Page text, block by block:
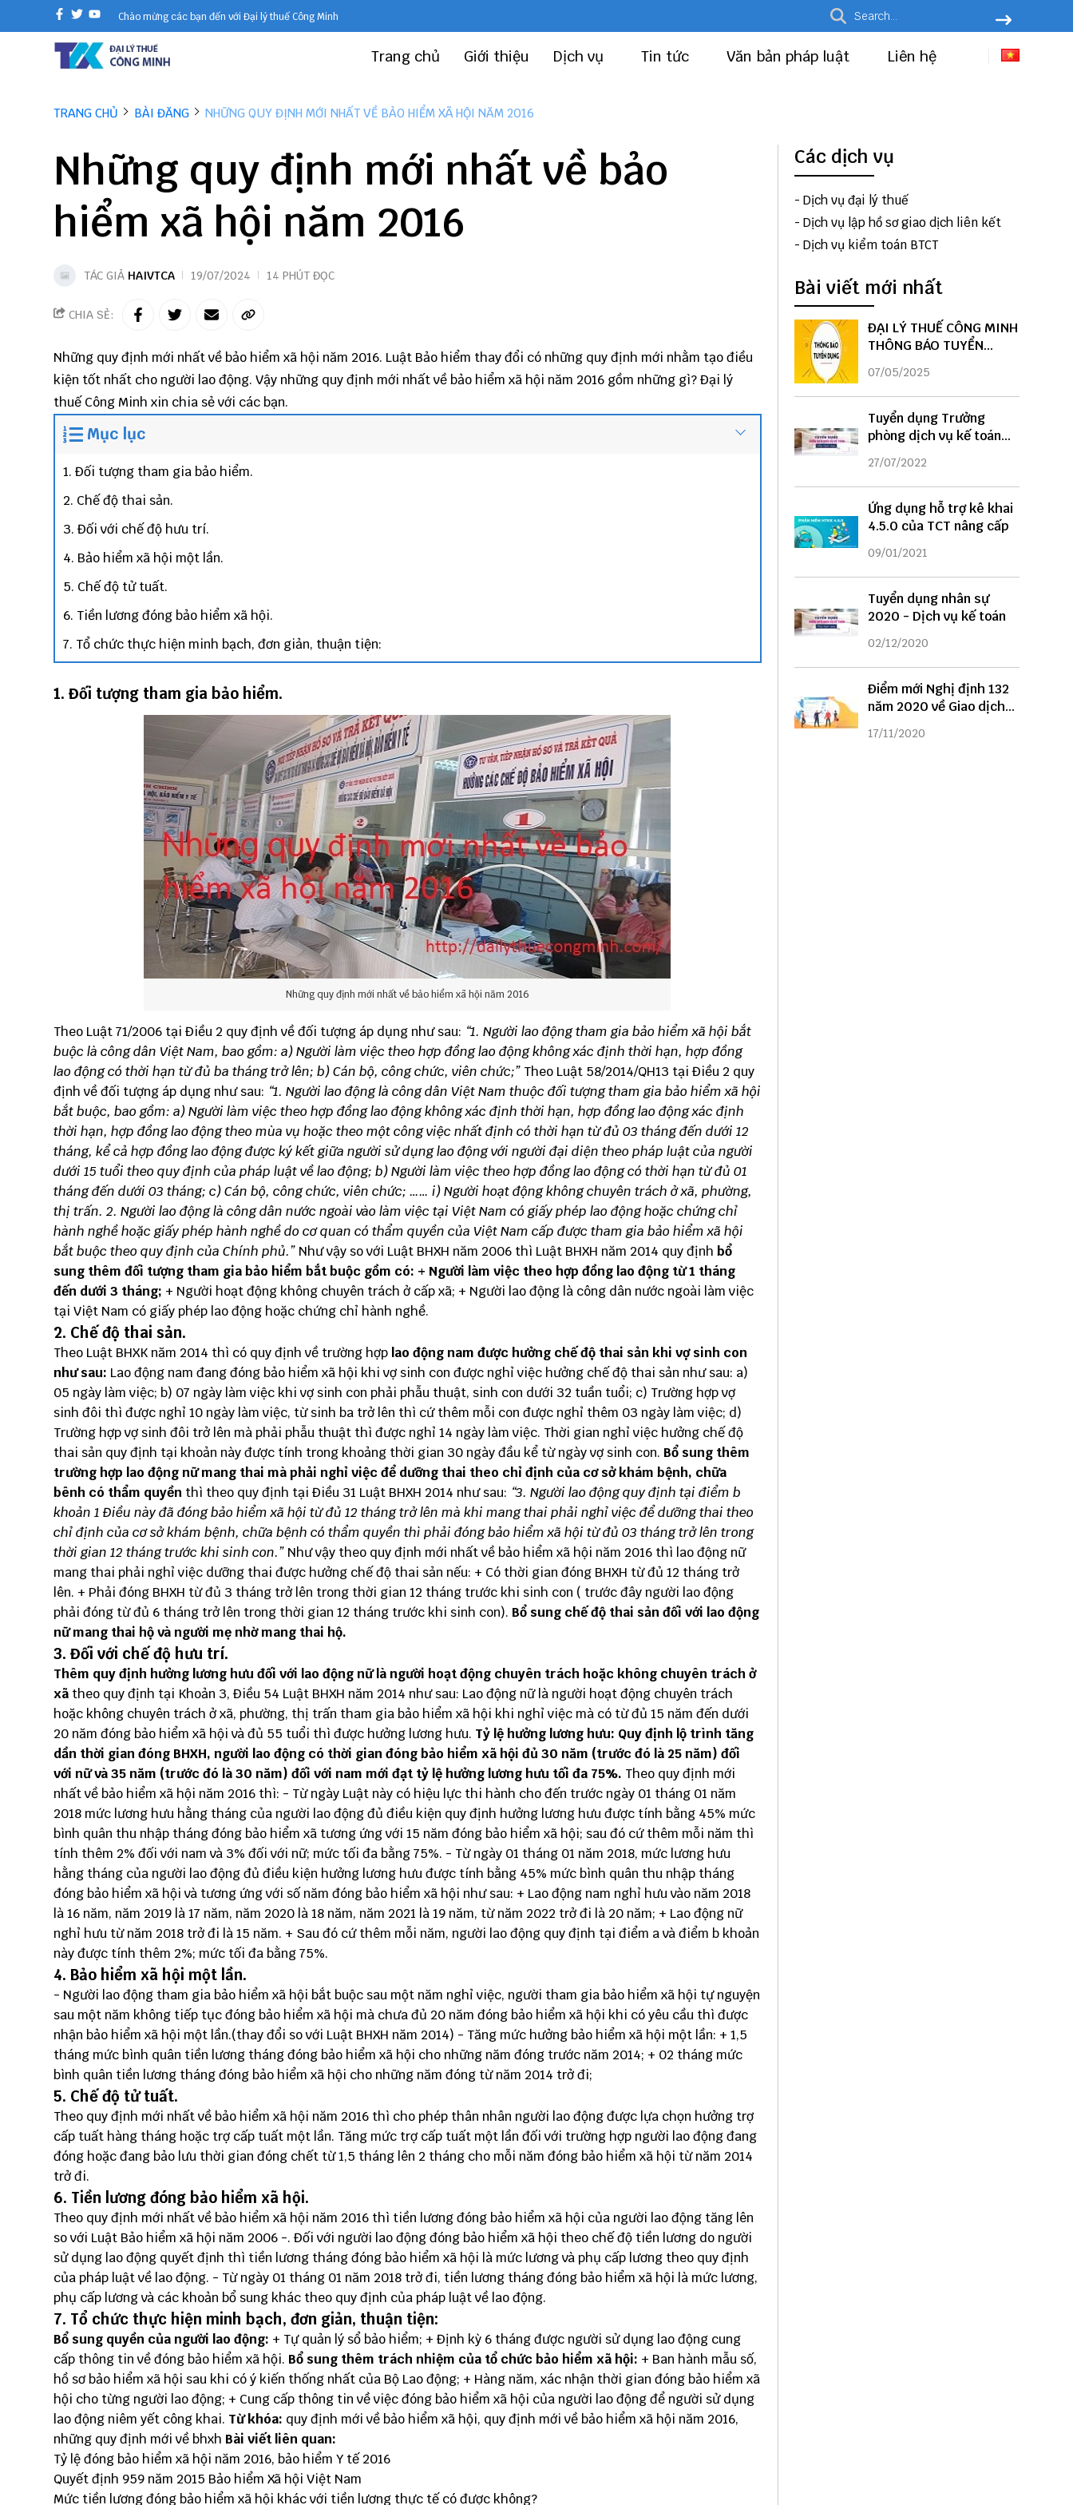
Chào mừng các bạn đến với Đại lý thuế Công Minh
Trang chủ Giới thiệu Dịch vụ Tin tức Văn bản pháp luật Liên hệ
TRANG CHỦ BÀI ĐĂNG NHỮNG QUY ĐỊNH MỚI NHẤT VỀ BẢO HIỂM XÃ HỘI NĂM 2016
Những quy định mới nhất về bảo
hiểm xã hội năm 2016
TÁC GIẢ HAIVTCA 19/07/2024 14 PHÚT ĐỌC
CHIA SẺ:
Những quy định mới nhất về bảo hiểm xã hội năm 2016. Luật Bảo hiểm thay đổi có những quy định mới nhằm tạo điều
kiện tốt nhất cho người lao động. Vậy những quy định mới nhất về bảo hiểm xã hội năm 2016 gồm những gì? Đại lý
thuế Công Minh xin chia sẻ với các bạn.
Mục lục
1. Đối tượng tham gia bảo hiểm.
2. Chế độ thai sản.
3. Đối với chế độ hưu trí.
4. Bảo hiểm xã hội một lần.
5. Chế độ tử tuất.
6. Tiền lương đóng bảo hiểm xã hội.
7. Tổ chức thực hiện minh bạch, đơn giản, thuận tiện:
1. Đối tượng tham gia bảo hiểm.
Những quy định mới nhất về bảo hiểm xã hội năm 2016
Theo Luật 71/2006 tại Điều 2 quy định về đối tượng áp dụng như sau: “1. Người lao động tham gia bảo hiểm xã hội bắt
buộc là công dân Việt Nam, bao gồm: a) Người làm việc theo hợp đồng lao động không xác định thời hạn, hợp đồng
lao động có thời hạn từ đủ ba tháng trở lên; b) Cán bộ, công chức, viên chức;” Theo Luật 58/2014/QH13 tại Điều 2 quy
định về đối tượng áp dụng như sau: “1. Người lao động là công dân Việt Nam thuộc đối tượng tham gia bảo hiểm xã hội
bắt buộc, bao gồm: a) Người làm việc theo hợp đồng lao động không xác định thời hạn, hợp đồng lao động xác định
thời hạn, hợp đồng lao động theo mùa vụ hoặc theo một công việc nhất định có thời hạn từ đủ 03 tháng đến dưới 12
tháng, kể cả hợp đồng lao động được ký kết giữa người sử dụng lao động với người đại diện theo pháp luật của người
dưới 15 tuổi theo quy định của pháp luật về lao động; b) Người làm việc theo hợp đồng lao động có thời hạn từ đủ 01
tháng đến dưới 03 tháng; c) Cán bộ, công chức, viên chức; …… i) Người hoạt động không chuyên trách ở xã, phường,
thị trấn. 2. Người lao động là công dân nước ngoài vào làm việc tại Việt Nam có giấy phép lao động hoặc chứng chỉ
hành nghề hoặc giấy phép hành nghề do cơ quan có thẩm quyền của Việt Nam cấp được tham gia bảo hiểm xã hội
bắt buộc theo quy định của Chính phủ.” Như vậy so với Luật BHXH năm 2006 thì Luật BHXH năm 2014 quy định bổ
sung thêm đối tượng tham gia bảo hiểm bắt buộc gồm có: + Người làm việc theo hợp đồng lao động từ 1 tháng
đến dưới 3 tháng; + Người hoạt động không chuyên trách ở cấp xã; + Người lao động là công dân nước ngoài làm việc
tại Việt Nam có giấy phép lao động hoặc chứng chỉ hành nghề.
2. Chế độ thai sản.
Theo Luật BHXK năm 2014 thì có quy định về trường hợp lao động nam được hưởng chế độ thai sản khi vợ sinh con
như sau: Lao động nam đang đóng bảo hiểm xã hội khi vợ sinh con được nghỉ việc hưởng chế độ thai sản như sau: a)
05 ngày làm việc; b) 07 ngày làm việc khi vợ sinh con phải phẫu thuật, sinh con dưới 32 tuần tuổi; c) Trường hợp vợ
sinh đôi thì được nghỉ 10 ngày làm việc, từ sinh ba trở lên thì cứ thêm mỗi con được nghỉ thêm 03 ngày làm việc; d)
Trường hợp vợ sinh đôi trở lên mà phải phẫu thuật thì được nghỉ 14 ngày làm việc. Thời gian nghỉ việc hưởng chế độ
thai sản quy định tại khoản này được tính trong khoảng thời gian 30 ngày đầu kể từ ngày vợ sinh con. Bổ sung thêm
trường hợp lao động nữ mang thai mà phải nghỉ việc để dưỡng thai theo chỉ định của cơ sở khám bệnh, chữa
bênh có thẩm quyền thì theo quy định tại Điều 31 Luật BHXH 2014 như sau: “3. Người lao động quy định tại điểm b
khoản 1 Điều này đã đóng bảo hiểm xã hội từ đủ 12 tháng trở lên mà khi mang thai phải nghỉ việc để dưỡng thai theo
chỉ định của cơ sở khám bệnh, chữa bệnh có thẩm quyền thì phải đóng bảo hiểm xã hội từ đủ 03 tháng trở lên trong
thời gian 12 tháng trước khi sinh con.” Như vậy theo quy định mới nhất về bảo hiểm xã hội năm 2016 thì lao động nữ
mang thai phải nghỉ việc dưỡng thai được hưởng chế độ thai sản nếu: + Có thời gian đóng BHXH từ đủ 12 tháng trở
lên. + Phải đóng BHXH từ đủ 3 tháng trở lên trong thời gian 12 tháng trước khi sinh con ( trước đây người lao động
phải đóng từ đủ 6 tháng trở lên trong thời gian 12 tháng trước khi sinh con). Bổ sung chế độ thai sản đối với lao động
nữ mang thai hộ và người mẹ nhờ mang thai hộ.
3. Đối với chế độ hưu trí.
Thêm quy định hưởng lương hưu đối với lao động nữ là người hoạt động chuyên trách hoặc không chuyên trách ở
xã theo quy định tại Khoản 3, Điều 54 Luật BHXH năm 2014 như sau: Lao động nữ là người hoạt động chuyên trách
hoặc không chuyên trách ở xã, phường, thị trấn tham gia bảo hiểm xã hội khi nghỉ việc mà có từ đủ 15 năm đến dưới
20 năm đóng bảo hiểm xã hội và đủ 55 tuổi thì được hưởng lương hưu. Tỷ lệ hưởng lương hưu: Quy định lộ trình tăng
dần thời gian đóng BHXH, người lao động có thời gian đóng bảo hiểm xã hội đủ 30 năm (trước đó là 25 năm) đối
với nữ và 35 năm (trước đó là 30 năm) đối với nam mới đạt tỷ lệ hưởng lương hưu tối đa 75%. Theo quy định mới
nhất về bảo hiểm xã hội năm 2016 thì: - Từ ngày Luật này có hiệu lực thi hành cho đến trước ngày 01 tháng 01 năm
2018 mức lương hưu hằng tháng của người lao động đủ điều kiện quy định hưởng lương hưu được tính bằng 45% mức
bình quân thu nhập tháng đóng bảo hiểm xã tương ứng với 15 năm đóng bảo hiểm xã hội; sau đó cứ thêm mỗi năm thì
tính thêm 2% đối với nam và 3% đối với nữ; mức tối đa bằng 75%. - Từ ngày 01 tháng 01 năm 2018, mức lương hưu
hằng tháng của người lao động đủ điều kiện hưởng lương hưu được tính bằng 45% mức bình quân thu nhập tháng
đóng bảo hiểm xã hội và tương ứng với số năm đóng bảo hiểm xã hội như sau: + Lao động nam nghỉ hưu vào năm 2018
là 16 năm, năm 2019 là 17 năm, năm 2020 là 18 năm, năm 2021 là 19 năm, từ năm 2022 trở đi là 20 năm; + Lao động nữ
nghỉ hưu từ năm 2018 trở đi là 15 năm. + Sau đó cứ thêm mỗi năm, người lao động quy định tại điểm a và điểm b khoản
này được tính thêm 2%; mức tối đa bằng 75%.
4. Bảo hiểm xã hội một lần.
- Người lao động tham gia bảo hiểm xã hội bắt buộc sau một năm nghỉ việc, người tham gia bảo hiểm xã hội tự nguyện
sau một năm không tiếp tục đóng bảo hiểm xã hội mà chưa đủ 20 năm đóng bảo hiểm xã hội khi có yêu cầu thì được
nhận bảo hiểm xã hội một lần.(thay đổi so với Luật BHXH năm 2014) - Tăng mức hưởng bảo hiểm xã hội một lần: + 1,5
tháng mức bình quân tiền lương tháng đóng bảo hiểm xã hội cho những năm đóng trước năm 2014; + 02 tháng mức
bình quân tiền lương tháng đóng bảo hiểm xã hội cho những năm đóng từ năm 2014 trở đi;
5. Chế độ tử tuất.
Theo quy định mới nhất về bảo hiểm xã hội năm 2016 thì cho phép thân nhân người lao động được lựa chọn hưởng trợ
cấp tuất hàng tháng hoặc trợ cấp tuất một lần. Tăng mức trợ cấp tuất một lần đối với trường hợp người lao động đang
đóng hoặc đang bảo lưu thời gian đóng chết từ 1,5 tháng lên 2 tháng cho mỗi năm đóng bảo hiểm xã hội từ năm 2014
trở đi.
6. Tiền lương đóng bảo hiểm xã hội.
Theo quy định mới nhất về bảo hiểm xã hội năm 2016 thì tiền lương đóng bảo hiểm xã hội của người lao động tăng lên
so với Luật Bảo hiểm xã hội năm 2006 -. Đối với người lao động đóng bảo hiểm xã hội theo chế độ tiền lương do người
sử dụng lao động quyết định thì tiền lương tháng đóng bảo hiểm xã hội là mức lương và phụ cấp lương theo quy định
của pháp luật về lao động. - Từ ngày 01 tháng 01 năm 2018 trở đi, tiền lương tháng đóng bảo hiểm xã hội là mức lương,
phụ cấp lương và các khoản bổ sung khác theo quy định của pháp luật về lao động.
7. Tổ chức thực hiện minh bạch, đơn giản, thuận tiện:
Bổ sung quyền của người lao động: + Tự quản lý sổ bảo hiểm; + Định kỳ 6 tháng được người sử dụng lao động cung
cấp thông tin về đóng bảo hiểm xã hội. Bổ sung thêm trách nhiệm của tổ chức bảo hiểm xã hội: + Ban hành mẫu số,
hồ sơ bảo hiểm xã hội sau khi có ý kiến thống nhất của Bộ Lao động; + Hàng năm, xác nhận thời gian đóng bảo hiểm xã
hội cho từng người lao động; + Cung cấp thông tin về việc đóng bảo hiểm xã hội của người lao động để người sử dụng
lao động niêm yết công khai. Từ khóa: quy định mới về bảo hiểm xã hội, quy định mới về bảo hiểm xã hội năm 2016,
những quy định mới về bhxh Bài viết liên quan:
Tỷ lệ đóng bảo hiểm xã hội năm 2016, bảo hiểm Y tế 2016
Quyết định 959 năm 2015 Bảo hiểm Xã hội Việt Nam
Mức tiền lương đóng bảo hiểm xã hội khác với tiền lương thực tế có được không?
Các dịch vụ
- Dịch vụ đại lý thuế
- Dịch vụ lập hồ sơ giao dịch liên kết
- Dịch vụ kiểm toán BTCT
Bài viết mới nhất
ĐẠI LÝ THUẾ CÔNG MINH
THÔNG BÁO TUYỂN
DỤNG
07/05/2025
Tuyển dụng Trưởng
phòng dịch vụ kế toán
năm 2022
27/07/2022
Ứng dụng hỗ trợ kê khai
4.5.0 của TCT nâng cấp
09/01/2021
Tuyển dụng nhân sự
2020 - Dịch vụ kế toán
02/12/2020
Điểm mới Nghị định 132
năm 2020 về Giao dịch
liên kết
17/11/2020